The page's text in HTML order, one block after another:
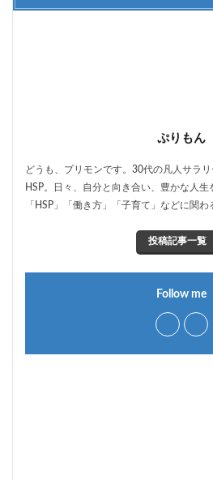
ぷりもん
どうも、プリモンです。30代の凡人サラ
HSP。日々、自分と向き合い、豊かな人生
「HSP」「働き方」「子育て」などに関わ
投稿記事一覧
Follow me